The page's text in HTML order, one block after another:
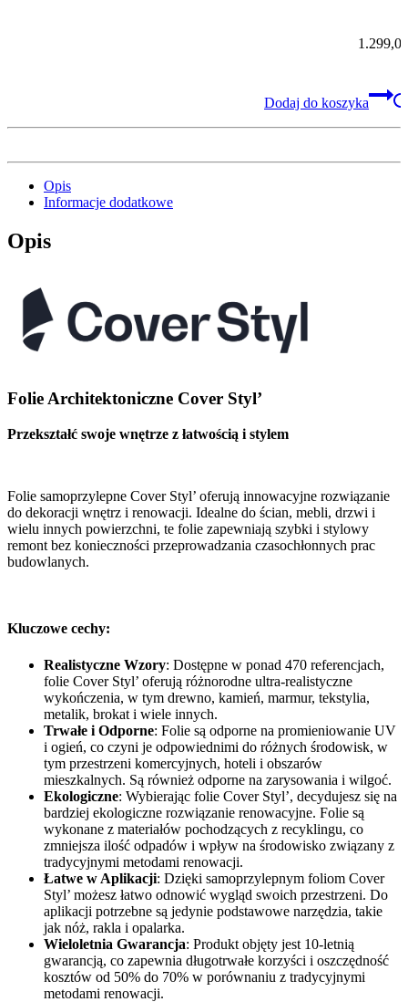
Dodaj do koszyka
Opis
Informacje dodatkowe
Opis
Folie Architektoniczne Cover Styl’
Przekształć swoje wnętrze z łatwością i stylem
Folie samoprzylepne Cover Styl’ oferują innowacyjne rozwiązanie
do dekoracji wnętrz i renowacji. Idealne do ścian, mebli, drzwi i
wielu innych powierzchni, te folie zapewniają szybki i stylowy
remont bez konieczności przeprowadzania czasochłonnych prac
budowlanych.
Kluczowe cechy:
Realistyczne Wzory: Dostępne w ponad 470 referencjach,
folie Cover Styl’ oferują różnorodne ultra-realistyczne
wykończenia, w tym drewno, kamień, marmur, tekstylia,
metalik, brokat i wiele innych.
Trwałe i Odporne: Folie są odporne na promieniowanie UV
i ogień, co czyni je odpowiednimi do różnych środowisk, w
tym przestrzeni komercyjnych, hoteli i obszarów
mieszkalnych. Są również odporne na zarysowania i wilgoć.
Ekologiczne: Wybierając folie Cover Styl’, decydujesz się na
bardziej ekologiczne rozwiązanie renowacyjne. Folie są
wykonane z materiałów pochodzących z recyklingu, co
zmniejsza ilość odpadów i wpływ na środowisko związany z
tradycyjnymi metodami renowacji.
Łatwe w Aplikacji: Dzięki samoprzylepnym foliom Cover
Styl’ możesz łatwo odnowić wygląd swoich przestrzeni. Do
aplikacji potrzebne są jedynie podstawowe narzędzia, takie
jak nóż, rakla i opalarka.
Wieloletnia Gwarancja: Produkt objęty jest 10-letnią
gwarancją, co zapewnia długotrwałe korzyści i oszczędność
kosztów od 50% do 70% w porównaniu z tradycyjnymi
metodami renowacji.